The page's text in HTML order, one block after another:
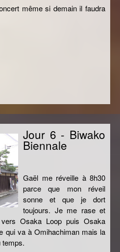
même si demain il faudra
Jour 6 - Biwako
Biennale
Gaël me réveille à 8h30
parce que mon réveil
sonne et que je dort
toujours. Je me rase et
Osaka Loop puis Osaka
qui va à Omihachiman mais la
temps.